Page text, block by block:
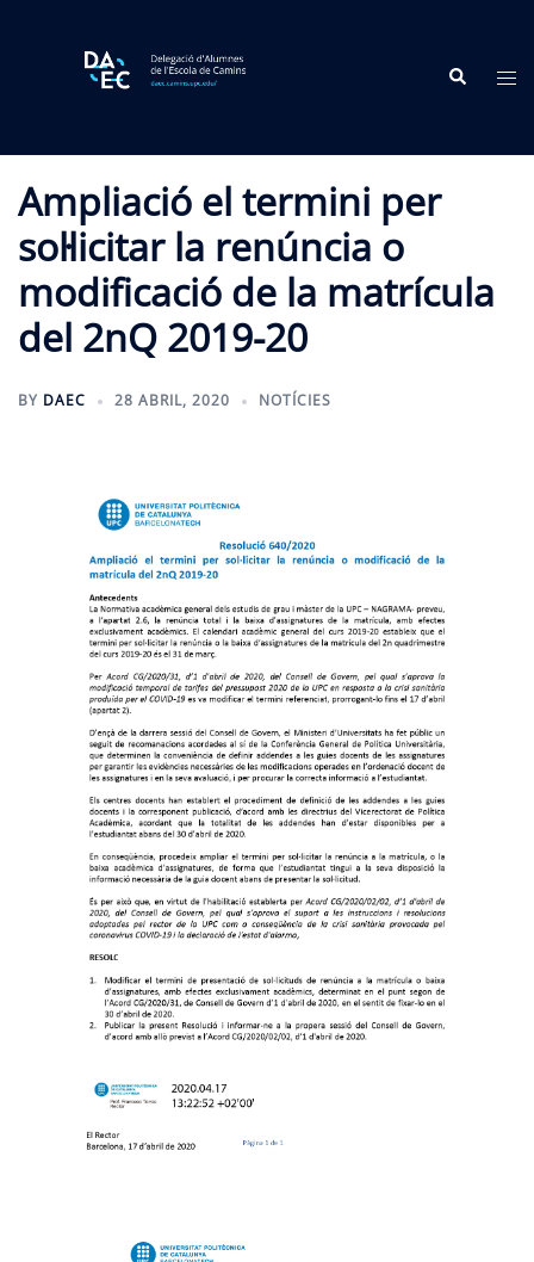
Search
Ampliació el termini per
sol·licitar la renúncia o
modificació de la matrícula
del 2nQ 2019-20
BY DAEC 28 ABRIL, 2020 NOTÍCIES